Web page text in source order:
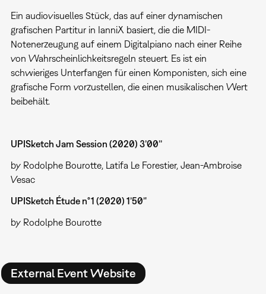
Ein audiovisuelles Stück, das auf einer dynamischen
grafischen Partitur in IanniX basiert, die die MIDI-
Notenerzeugung auf einem Digitalpiano nach einer Reihe
von Wahrscheinlichkeitsregeln steuert. Es ist ein
schwieriges Unterfangen für einen Komponisten, sich eine
grafische Form vorzustellen, die einen musikalischen Wert
beibehält.
UPISketch Jam Session (2020) 3’00’’
by Rodolphe Bourotte, Latifa Le Forestier, Jean-Ambroise
Vesac
UPISketch Étude n°1 (2020) 1’50’'
by Rodolphe Bourotte
External Event Website